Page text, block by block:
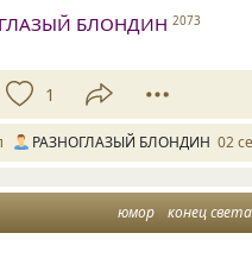
БЛОНДИН 2073
1
РАЗНОГЛАЗЫЙ БЛОНДИН 02
юмор конец света